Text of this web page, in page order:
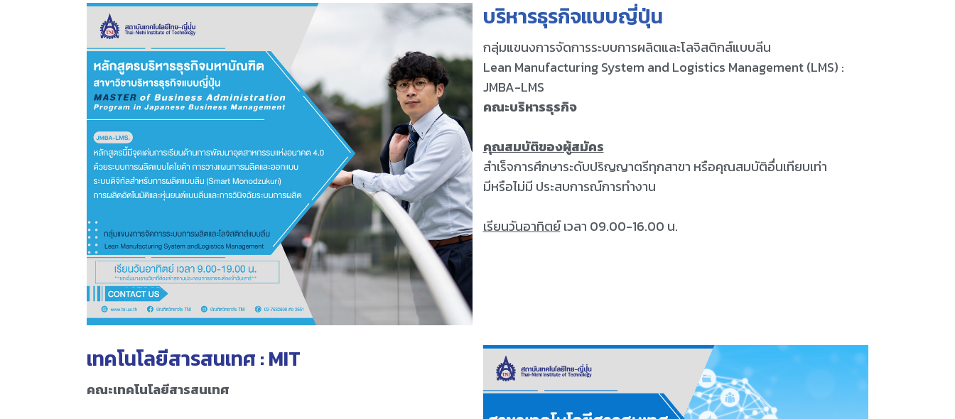
บริหารธุรกิจแบบญี่ปุ่น
กลุ่มแขนงการจัดการระบบการผลิตและโลจิสติกส์แบบลีน
Lean Manufacturing System and Logistics Management (LMS) :
JMBA-LMS
คณะบริหารธุรกิจ
คุณสมบัติของผู้สมัคร
สำเร็จการศึกษาระดับปริญญาตรีทุกสาขา หรือคุณสมบัติอื่นเทียบเท่า
มีหรือไม่มี ประสบการณ์การทำงาน
เรียนวันอาทิตย์เวลา 09.00-16.00 น.
เทคโนโลยีสารสนเทศ : MIT
คณะเทคโนโลยีสารสนเทศ